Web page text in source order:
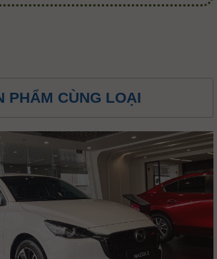
PHẨM CÙNG LOẠI